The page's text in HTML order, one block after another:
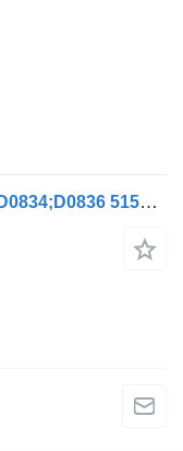
WABCO D0834 Compressor de Ar D0834;D0836 51541007070 pneumatski kompresor za MAN kamiona